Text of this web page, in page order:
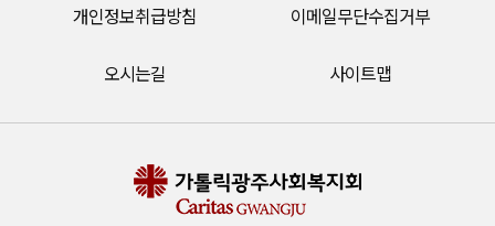
개인정보취급방침 이메일무단수집거부
오시는길 사이트맵